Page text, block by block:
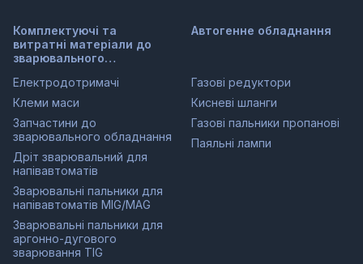
Комплектуючі та
витратні матеріали до
зварювального
Електродотримачі
Клеми маси
Запчастини до
зварювального обладнання
Дріт зварювальний для
напівавтоматів
Зварювальні пальники для
напівавтоматів MIG/MAG
Зварювальні пальники для
аргонно-дугового
зварювання TIG
Автогенне обладнання
Газові редуктори
Кисневі шланги
Газові пальники пропанові
Паяльні лампи